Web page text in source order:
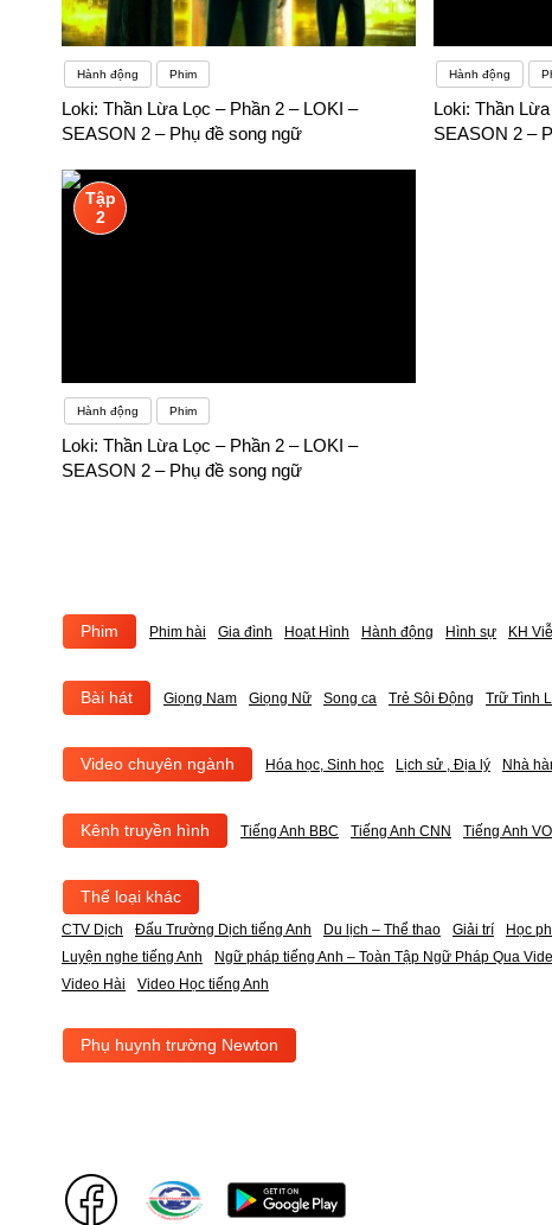
Hành động Phim
Loki: Thần Lừa Lọc – Phần 2 – LOKI –
SEASON 2 – Phụ đề song ngữ
Hành động
Loki: Thần
SEASON 2 –
Tập
2
Hành động Phim
Loki: Thần Lừa Lọc – Phần 2 – LOKI –
SEASON 2 – Phụ đề song ngữ
Phim Phim hài Gia đình Hoạt Hình Hành động Hình sự KH
Bài hát Giọng Nam Giọng Nữ Song ca Trẻ Sôi Động Trữ Tình
Video chuyên ngành Hóa học, Sinh học Lịch sử , Địa lý Nhà
Kênh truyền hình Tiếng Anh BBC Tiếng Anh CNN Tiếng Anh
Thể loại khác
CTV Dịch Đấu Trường Dịch tiếng Anh Du lịch – Thể thao Giải trí Học
Luyện nghe tiếng Anh
Ngữ pháp tiếng Anh – Toàn Tập Ngữ Pháp Qua
Video Hài
Video Học tiếng Anh
Phụ huynh trường Newton